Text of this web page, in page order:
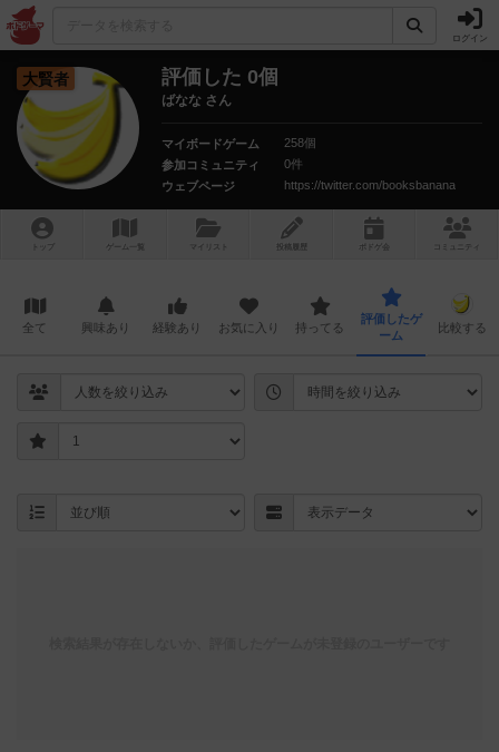
ログイン
大賢者 評価した 0個
ばなな さん
マイボードゲーム
258個
参加コミュニティ
0件
ウェブページ
https://twitter.com/booksbanana
トップ ゲーム一覧 マイリスト 投稿履歴 ボ ドゲ コミュニティ
全て 興味あり 経験あり お気に入り 持ってる
評価したゲ
ーム
比較する